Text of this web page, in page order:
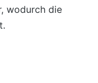
wodurch die